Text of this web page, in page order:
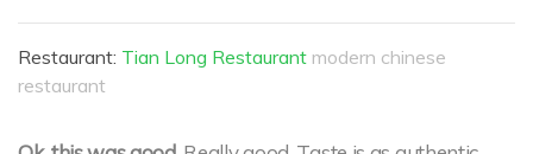
Restaurant: Tian Long Restaurant modern chinese
restaurant